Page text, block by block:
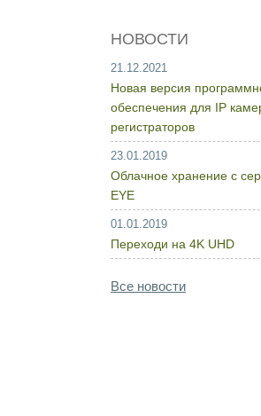
НОВОСТИ
21.12.2021
Новая версия
обеспечения для IP
регистраторов
23.01.2019
Облачное хранение с
EYE
01.01.2019
Переходи на 4K UHD
Все новости